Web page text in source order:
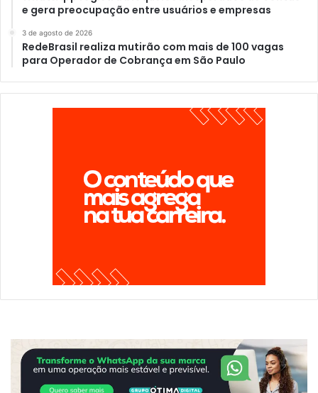
e gera preocupação entre usuários e empresas
3 de agosto de 2026
RedeBrasil realiza mutirão com mais de 100 vagas
para Operador de Cobrança em São Paulo